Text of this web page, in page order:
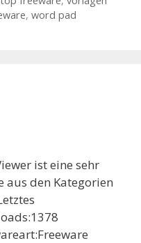
, word pad
ist eine sehr
aus den Kategorien